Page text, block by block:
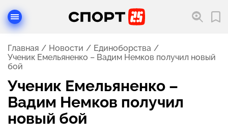
Главная Новости
Единоборства
Ученик Емельяненко – Вадим Немков получил новый
бой
Ученик Емельяненко –
Вадим Немков получил
новый бой